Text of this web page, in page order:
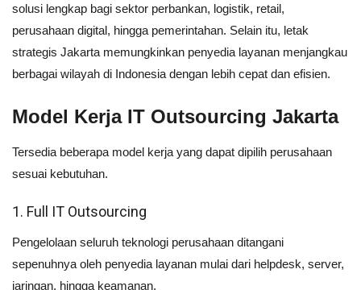
solusi lengkap bagi sektor perbankan, logistik, retail,
perusahaan digital, hingga pemerintahan. Selain itu, letak
strategis Jakarta memungkinkan penyedia layanan menjangkau
berbagai wilayah di Indonesia dengan lebih cepat dan efisien.
Model Kerja IT Outsourcing Jakarta
Tersedia beberapa model kerja yang dapat dipilih perusahaan
sesuai kebutuhan.
1. Full IT Outsourcing
Pengelolaan seluruh teknologi perusahaan ditangani
sepenuhnya oleh penyedia layanan mulai dari helpdesk, server,
jaringan, hingga keamanan.